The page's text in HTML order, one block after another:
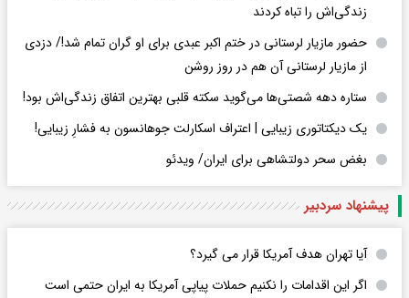
زندگی‌اش را تباه کردند
حضور مازیار لرستانی در ختم اکبر عبدی برای او گران تمام شد!/ دزدی
از مازیار لرستانی آن هم در روز روشن
ستاره دهه شصتی‌ها می‌گوید سکته قلبی بهترین اتفاق زندگی‌اش بود!
یک دیکتاتوری زیبایی | اعتراف اسکارلت جوهانسون به فشارِ زیبایی!
بغض سحر دولتشاهی برای ایران/ ویدئو
پیشنهاد سردبیر
آیا تهران هدف آمریکا قرار می گیرد؟
اگر این اقدامات را نکنیم حملات پیاپی آمریکا به ایران حتمی است